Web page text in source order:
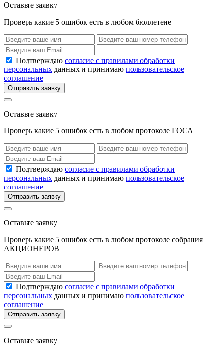
Оставьте заявку
Проверь какие 5 ошибок есть в любом бюллетене
Подтверждаю согласие с правилами обработки
персональных данных и принимаю пользовательское
соглашение
Отправить заявку
Оставьте заявку
Проверь какие 5 ошибок есть в любом протоколе ГОСА
Подтверждаю согласие с правилами обработки
персональных данных и принимаю пользовательское
соглашение
Отправить заявку
Оставьте заявку
Проверь какие 5 ошибок есть в любом протоколе собрания
АКЦИОНЕРОВ
Подтверждаю согласие с правилами обработки
персональных данных и принимаю пользовательское
соглашение
Отправить заявку
Оставьте заявку